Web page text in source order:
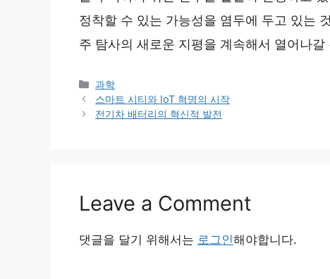
정착할 수 있는 가능성을 염두에 두고 있는
주 탐사의 새로운 지평을 계속해서 열어나갈
Categories
과학
스마트 시티와 IoT 혁명의 시작
전기차 배터리의 혁신적 발전
Leave a Comment
댓글을 달기 위해서는 로그인해야합니다.